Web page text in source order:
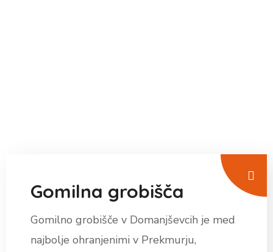
Gomilna grobišča
Gomilno grobišče v Domanjševcih je med
najbolje ohranjenimi v Prekmurju,